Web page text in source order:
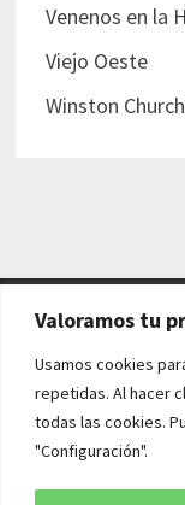
Valoramos tu
Usamos cookies
repetidas. Al hacer
todas las cookies.
"Configuración".
Venenos en la
Viejo Oeste
Winston
AVISO LEGAL Y
Aviso legal
Política de cookies